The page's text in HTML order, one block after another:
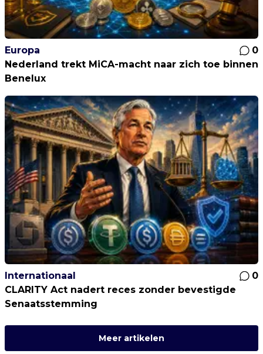
Europa
0
Nederland trekt MiCA-macht naar zich toe binnen
Benelux
Internationaal
0
CLARITY Act nadert reces zonder bevestigde
Senaatsstemming
Meer artikelen